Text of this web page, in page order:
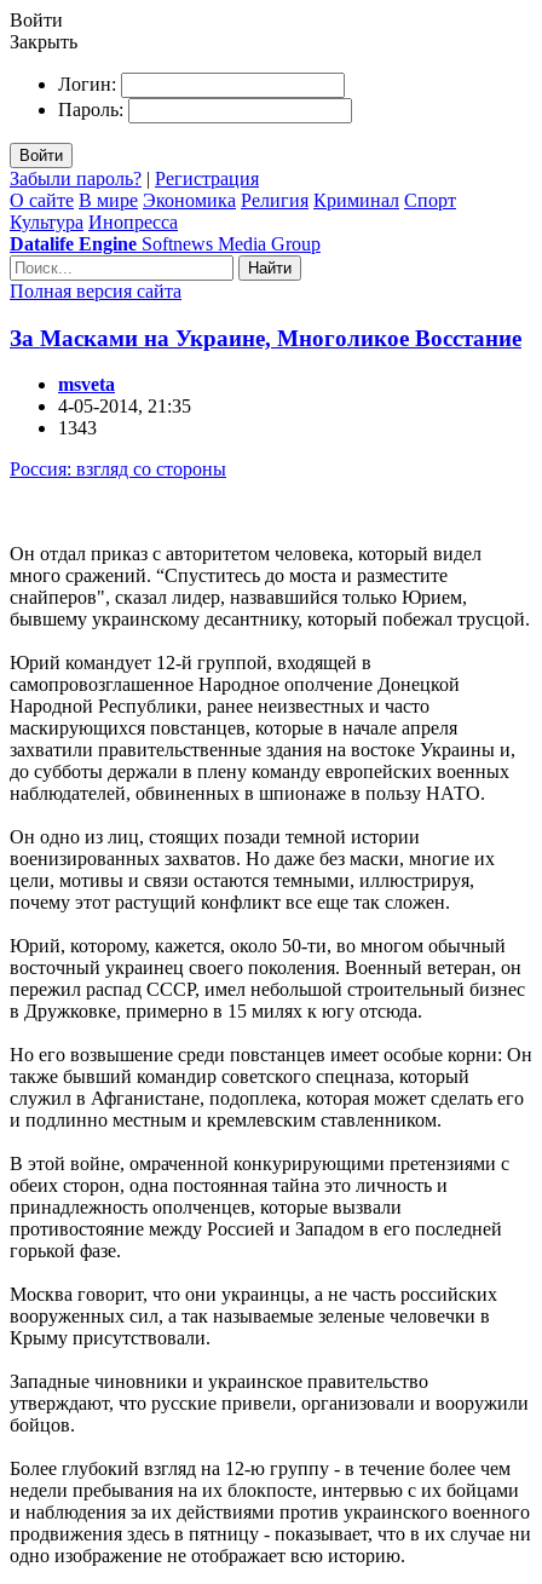
Войти
Закрыть
Логин:
Пароль:
Войти
Забыли пароль? | Регистрация
О сайте В мире Экономика Религия Криминал Спорт
Культура Инопресса
Datalife Engine Softnews Media Group
Найти
Полная версия сайта
За Масками на Украине, Многоликое Восстание
msveta
4-05-2014, 21:35
1343
Россия: взгляд со стороны
Он отдал приказ с авторитетом человека, который видел
много сражений. “Спуститесь до моста и разместите
снайперов", сказал лидер, назвавшийся только Юрием,
бывшему украинскому десантнику, который побежал трусцой.
Юрий командует 12-й группой, входящей в
самопровозглашенное Народное ополчение Донецкой
Народной Республики, ранее неизвестных и часто
маскирующихся повстанцев, которые в начале апреля
захватили правительственные здания на востоке Украины и,
до субботы держали в плену команду европейских военных
наблюдателей, обвиненных в шпионаже в пользу НАТО.
Он одно из лиц, стоящих позади темной истории
военизированных захватов. Но даже без маски, многие их
цели, мотивы и связи остаются темными, иллюстрируя,
почему этот растущий конфликт все еще так сложен.
Юрий, которому, кажется, около 50-ти, во многом обычный
восточный украинец своего поколения. Военный ветеран, он
пережил распад СССР, имел небольшой строительный бизнес
в Дружковке, примерно в 15 милях к югу отсюда.
Но его возвышение среди повстанцев имеет особые корни: Он
также бывший командир советского спецназа, который
служил в Афганистане, подоплека, которая может сделать его
и подлинно местным и кремлевским ставленником.
В этой войне, омраченной конкурирующими претензиями с
обеих сторон, одна постоянная тайна это личность и
принадлежность ополченцев, которые вызвали
противостояние между Россией и Западом в его последней
горькой фазе.
Москва говорит, что они украинцы, а не часть российских
вооруженных сил, а так называемые зеленые человечки в
Крыму присутствовали.
Западные чиновники и украинское правительство
утверждают, что русские привели, организовали и вооружили
бойцов.
Более глубокий взгляд на 12-ю группу - в течение более чем
недели пребывания на их блокпосте, интервью с их бойцами
и наблюдения за их действиями против украинского военного
продвижения здесь в пятницу - показывает, что в их случае ни
одно изображение не отображает всю историю.